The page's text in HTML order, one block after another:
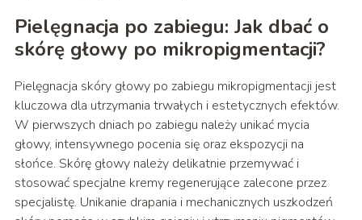
Pielęgnacja po zabiegu: Jak dbać o
skórę głowy po mikropigmentacji?
Pielęgnacja skóry głowy po zabiegu mikropigmentacji jest
kluczowa dla utrzymania trwałych i estetycznych efektów.
W pierwszych dniach po zabiegu należy unikać mycia
głowy, intensywnego pocenia się oraz ekspozycji na
słońce. Skórę głowy należy delikatnie przemywać i
stosować specjalne kremy regenerujące zalecone przez
specjalistę. Unikanie drapania i mechanicznych uszkodzeń